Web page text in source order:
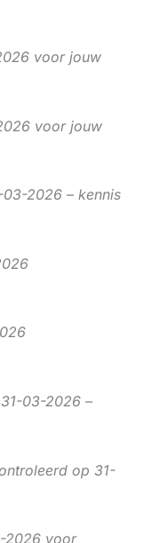
voor jouw
voor jouw
2026 – kennis
03-2026 –
op 31-
2026 voor